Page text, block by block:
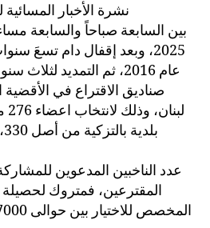
نشرة الأخبار المسائية ليوم
2025، وبعد إقفال دام تسعَ
صناديق الاقتراع في
المقترعين، فمتروك لحصيلة